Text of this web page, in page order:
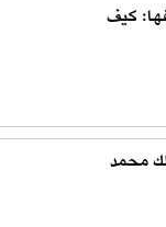
كيف
محمد